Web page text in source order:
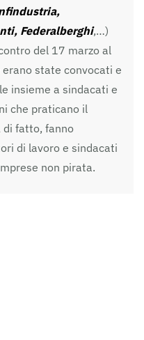
Federalberghi,…)
del 17 marzo al
state convocati e
insieme a sindacati e
che praticano il
di fatto, fanno
di lavoro e sindacati
non pirata.